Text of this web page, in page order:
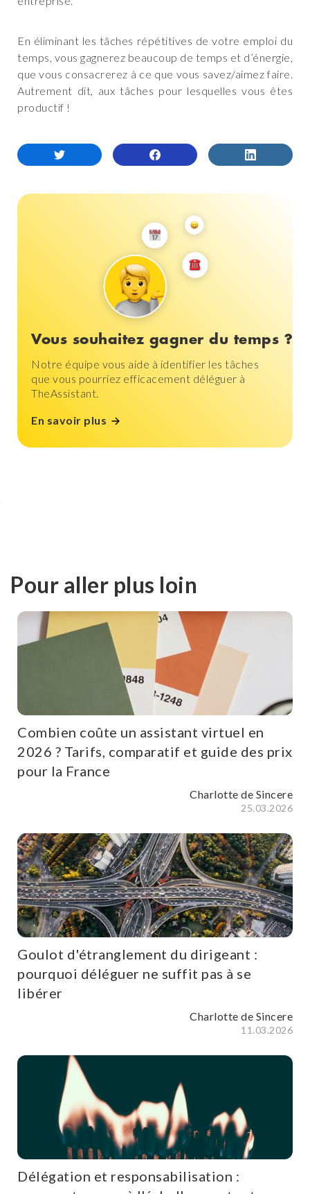
En éliminant les tâches répétitives de votre emploi du
temps, vous gagnerez beaucoup de temps et d’énergie,
que vous consacrerez à ce que vous savez/aimez faire.
Autrement dit, aux tâches pour lesquelles vous êtes
productif !
Vous souhaitez gagner du temps ?
Notre équipe vous aide à identifier les tâches
que vous pourriez efficacement déléguer à
TheAssistant.
En savoir plus
Pour aller plus loin
Combien coûte un assistant virtuel en
2026 ? Tarifs, comparatif et guide des prix
pour la France
Charlotte de Sincere
25.03.2026
Goulot d'étranglement du dirigeant :
pourquoi déléguer ne suffit pas à se
libérer
Charlotte de Sincere
11.03.2026
Délégation et responsabilisation :